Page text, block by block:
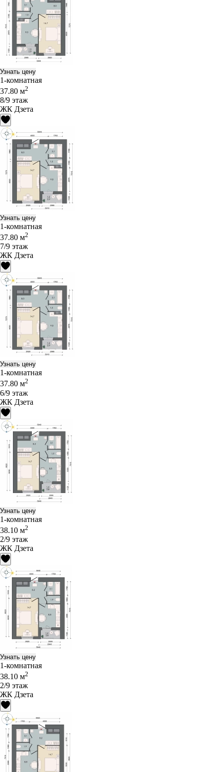
Узнать цену
1-комнатная
37.80 м2
8/9 этаж
ЖК Дзета
Узнать цену
1-комнатная
37.80 м2
7/9 этаж
ЖК Дзета
Узнать цену
1-комнатная
37.80 м2
6/9 этаж
ЖК Дзета
Узнать цену
1-комнатная
38.10 м2
2/9 этаж
ЖК Дзета
Узнать цену
1-комнатная
38.10 м2
2/9 этаж
ЖК Дзета